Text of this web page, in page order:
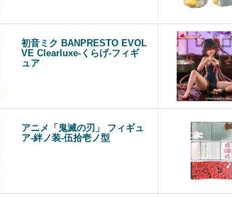
初音ミク BANPRESTO EVOL
VE Clearluxe-くらげ-フィギ
ュア
アニメ「鬼滅の刃」 フィギュ
ア-絆ノ装-伍拾壱ノ型